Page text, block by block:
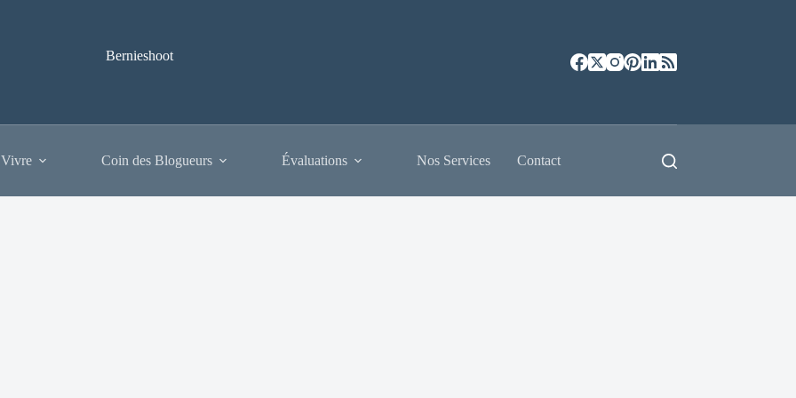
Bernieshoot
Coin des Blogueurs Évaluations Nos Services Contact